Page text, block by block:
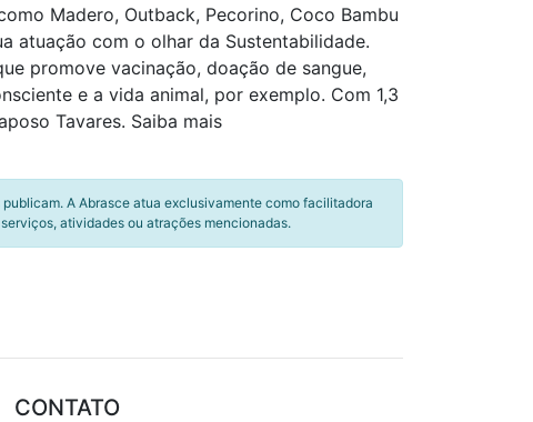
Madero, Outback, Pecorino, Coco Bambu
atuação com o olhar da Sustentabilidade.
promove vacinação, doação de sangue,
e a vida animal, por exemplo. Com 1,3
Tavares. Saiba mais
A Abrasce atua exclusivamente como facilitadora
atividades ou atrações mencionadas.
CONTATO